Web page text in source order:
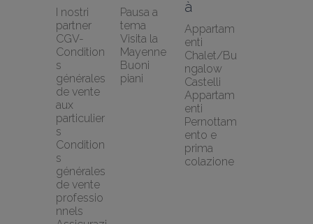
I nostri
partner
CGV-
Condition
s
générales
de vente
aux
particulier
s
Condition
s
générales
de vente
professio
nnels
Pausa a
tema
Visita la
Mayenne
Buoni
piani
à
Appartam
enti
Chalet/Bu
ngalow
Castelli
Appartam
enti
Pernottam
ento e
prima
colazione